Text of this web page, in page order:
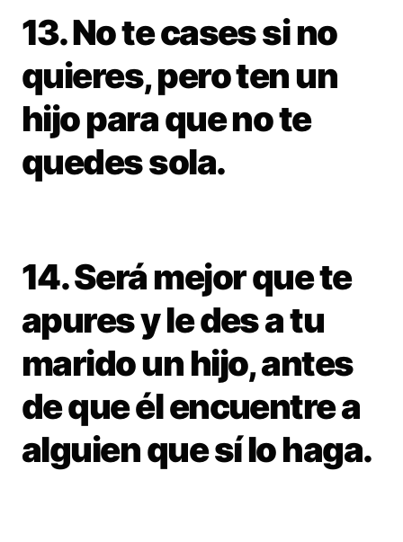
13. No te cases si no
quieres, pero ten un
hijo para que no te
quedes sola.
14. Será mejor que te
apures y le des a tu
marido un hijo, antes
de que él encuentre a
alguien que sí lo haga.